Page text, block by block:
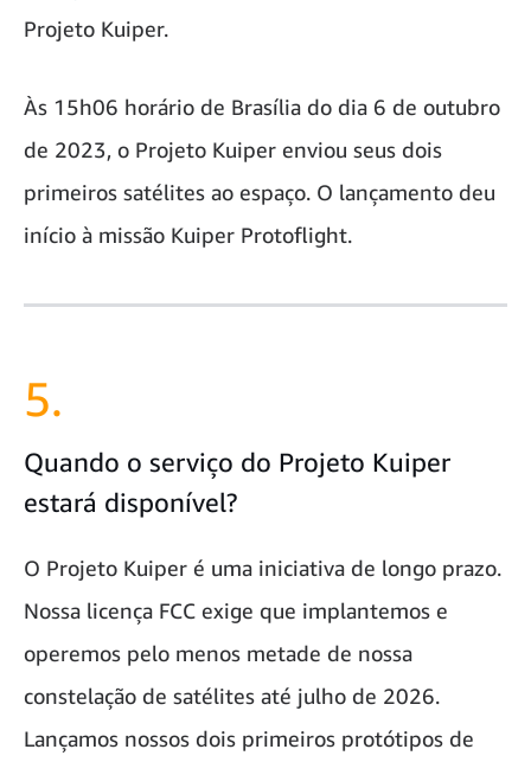
Projeto Kuiper.
Às 15h06 horário de Brasília do dia 6 de outubro
de 2023, o Projeto Kuiper enviou seus dois
primeiros satélites ao espaço. O lançamento deu
início à missão Kuiper Protoflight.
5.
Quando o serviço do Projeto Kuiper
estará disponível?
O Projeto Kuiper é uma iniciativa de longo prazo.
Nossa licença FCC exige que implantemos e
operemos pelo menos metade de nossa
constelação de satélites até julho de 2026.
Lançamos nossos dois primeiros protótipos de